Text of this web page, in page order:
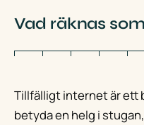
Vad räknas
Tillfälligt internet är ett
betyda en helg i